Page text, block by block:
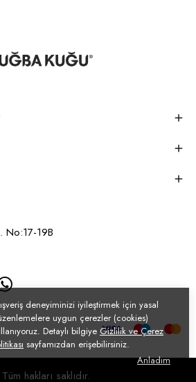
deneyiminizi iyileştirmek için yasal
uygun çerezler (cookies)
Detaylı bilgiye Gizlilik ve Çerez
sayfamızdan erişebilirsiniz.
Anladım
No:17-19B
hakları saklıdır.